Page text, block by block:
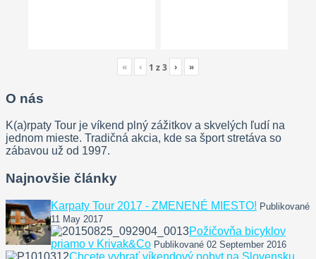
« ‹ 1 z3 › »
O nás
K(a)rpaty Tour je víkend plný zážitkov a skvelých ľudí na
jednom mieste. Tradičná akcia, kde sa šport stretáva so
zábavou už od 1997.
Najnovšie články
Karpaty Tour 2017 - ZMENENÉ MIESTO! Publikované
11 May 2017
Požičovňa bicyklov
priamo v Krivak&Co Publikované 02 September 2016
Chcete vyhrať víkendový pobyt na Slovensku